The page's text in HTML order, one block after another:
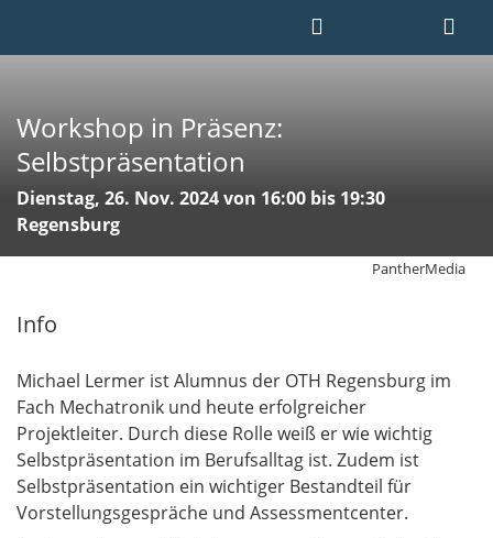
Workshop in Präsenz:
Selbstpräsentation
Dienstag, 26. Nov. 2024 von 16:00 bis 19:30
Regensburg
PantherMedia
Info
Michael Lermer ist Alumnus der OTH Regensburg im
Fach Mechatronik und heute erfolgreicher
Projektleiter. Durch diese Rolle weiß er wie wichtig
Selbstpräsentation im Berufsalltag ist. Zudem ist
Selbstpräsentation ein wichtiger Bestandteil für
Vorstellungsgespräche und Assessmentcenter.